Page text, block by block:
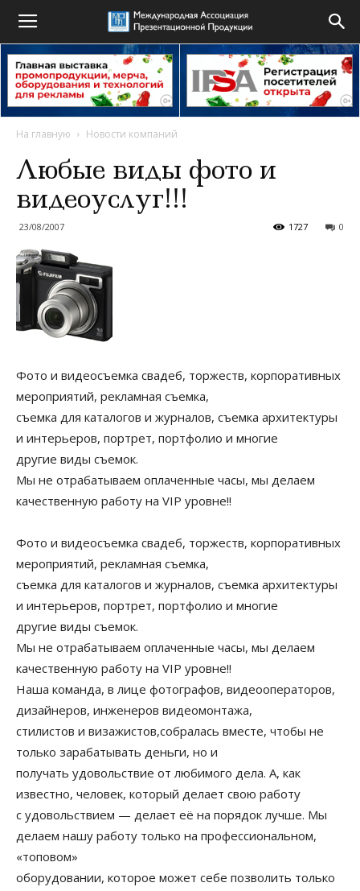
На главную Новости компаний
Любые виды фото и
видеоуслуг!!!
23/08/2007 0
1727
Фото и видеосъемка свадеб, торжеств, корпоративных
мероприятий, рекламная съемка,
съемка для каталогов и журналов, съемка архитектуры
и интерьеров, портрет, портфолио и многие
другие виды съемок.
Мы не отрабатываем оплаченные часы, мы делаем
качественную работу на VIP уровне!!
Фото и видеосъемка свадеб, торжеств, корпоративных
мероприятий, рекламная съемка,
съемка для каталогов и журналов, съемка архитектуры
и интерьеров, портрет, портфолио и многие
другие виды съемок.
Мы не отрабатываем оплаченные часы, мы делаем
качественную работу на VIP уровне!!
Наша команда, в лице фотографов, видеооператоров,
дизайнеров, инженеров видеомонтажа,
стилистов и визажистов,собралась вместе, чтобы не
только зарабатывать деньги, но и
получать удовольствие от любимого дела. А, как
известно, человек, который делает свою работу
с удовольствием — делает её на порядок лучше. Мы
делаем нашу работу только на профессиональном,
«топовом»
оборудовании, которое может себе позволить только